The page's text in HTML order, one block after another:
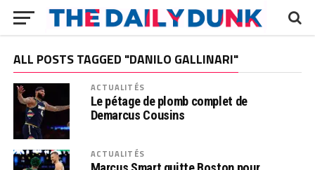
ALL POSTS TAGGED "DANILO GALLINARI"
ACTUALITÉS
Le pétage de plomb complet de
Demarcus Cousins
ACTUALITÉS